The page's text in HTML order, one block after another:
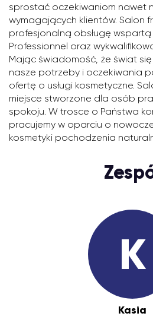
sprostać oczekiwaniom nawet
wymagających klientów. Salon
profesjonalną obsługę wspartą
Professionnel oraz
Mając świadomość, że świat
nasze potrzeby i oczekiwania
ofertę o usługi kosmetyczne.
miejsce stworzone dla osób
spokoju. W trosce o Państwa
pracujemy w oparciu o
kosmetyki pochodzenia
K
Kasia